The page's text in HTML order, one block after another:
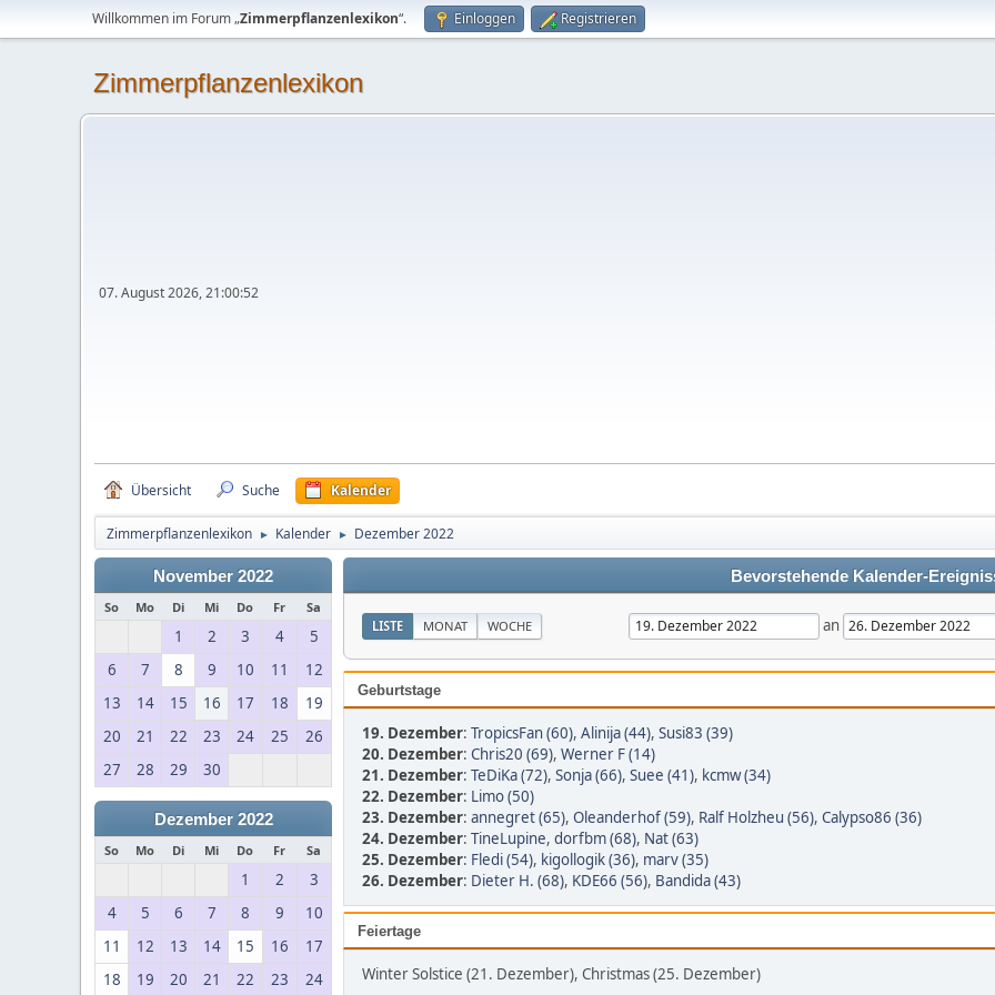
Willkommen im Forum „Zimmerpflanzenlexikon“. Einloggen Registrieren
Zimmerpflanzenlexikon
07. August 2026, 21:00:52
Übersicht Suche Kalender
Zimmerpflanzenlexikon ► Kalender ► Dezember 2022
November 2022
So Mo Di Mi Do Fr Sa
1 2 3 4
5
6
7 8 9 10 11
12
13
14 15 16 17 18
19
20
21 22 23 24 25
26
27
28 29 30
Dezember 2022
So Mo Di Mi Do Fr Sa
1 2
3
4
5 6 7 8 9
10
11
12 13 14 15 16
17
18
19 20 21 22 23 24
Bevorstehende Kalender-
LISTE MONAT WOCHE an
Geburtstage
19. Dezember: TropicsFan (60), Alinija (44), Susi83 (39)
20. Dezember: Chris20 (69), Werner F (14)
21. Dezember: TeDiKa (72), Sonja (66), Suee (41), kcmw (34)
22. Dezember: Limo (50)
23. Dezember: annegret (65), Oleanderhof (59), Ralf Holzheu (56), Calypso86 (36)
24. Dezember: TineLupine, dorfbm (68), Nat (63)
25. Dezember: Fledi (54), kigollogik (36), marv (35)
26. Dezember: Dieter H. (68), KDE66 (56), Bandida (43)
Feiertage
Winter Solstice (21. Dezember), Christmas (25. Dezember)